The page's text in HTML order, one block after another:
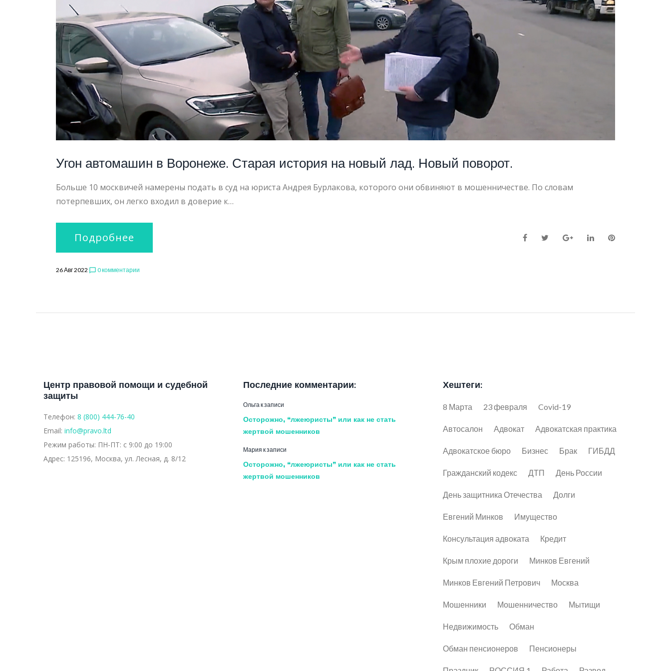
АВТОМОБИЛЕЙ
Угон автомашин в Воронеже. Старая история на новый лад. Новый поворот.
Больше 10 москвичей намерены подать в суд на юриста Андрея Бурлакова, которого они обвиняют в мошенничестве. По словам
потерпевших, он легко входил в доверие к…
Подробнее FacebookTwitter Google+LinkedIn
26 Авг 2022 chat_bubble_outline 0 комментарии
Центр правовой помощи и судебной
защиты
Телефон: 8 (800) 444-76-40
Email: info@pravo.ltd
Режим работы: ПН-ПТ: с 9:00 до 19:00
Адрес: 125196, Москва, ул. Лесная, д. 8/12
Последние комментарии:
Ольга к записи
Осторожно, “лжеюристы” или как не стать
жертвой мошенников
Мария к записи
Осторожно, “лжеюристы” или как не стать
жертвой мошенников
Хештеги:
8 Марта 23 февраля Covid-19
Автосалон Адвокат Адвокатская практика
Адвокатское бюро Бизнес Брак ГИБДД
Гражданский кодекс ДТП День России
День защитника Отечества Долги
Евгений Минков Имущество
Консультация адвоката Кредит
Крым плохие дороги Минков Евгений
Минков Евгений Петрович Москва
Мошенники Мошенничество Мытищи
Недвижимость Обман
Обман пенсионеров Пенсионеры